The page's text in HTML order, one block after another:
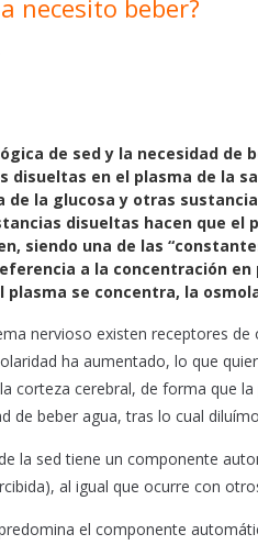
necesito beber?
de sed y la necesidad
disueltas en el plasma de la
la glucosa y otras
disueltas hacen que
siendo una de las
a la concentración
plasma se concentra, la
nervioso existen receptores
ha aumentado, lo que
corteza cerebral, de forma que
de beber agua, tras lo cual
la sed tiene un componente
al igual que ocurre con
el componente